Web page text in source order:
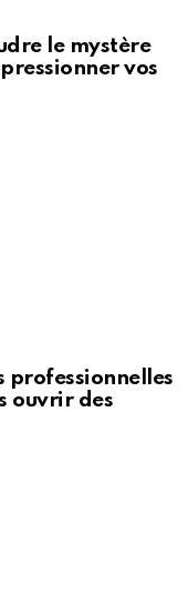
le mystère
vos
professionnelles
ouvrir des